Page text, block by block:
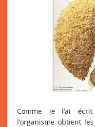
Comme je l’ai
l’organisme obtient